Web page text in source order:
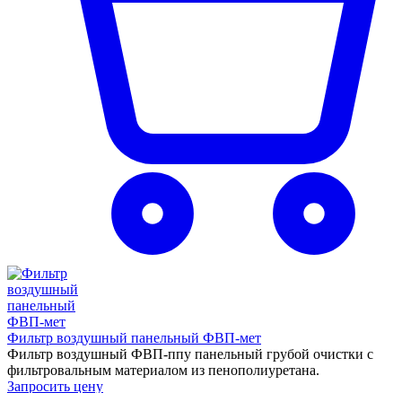
Фильтр воздушный панельный ФВП-мет
Фильтр воздушный ФВП-ппу панельный грубой очистки с
фильтровальным материалом из пенополиуретана.
Запросить цену